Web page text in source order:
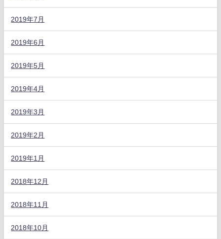
2019年7月
2019年6月
2019年5月
2019年4月
2019年3月
2019年2月
2019年1月
2018年12月
2018年11月
2018年10月